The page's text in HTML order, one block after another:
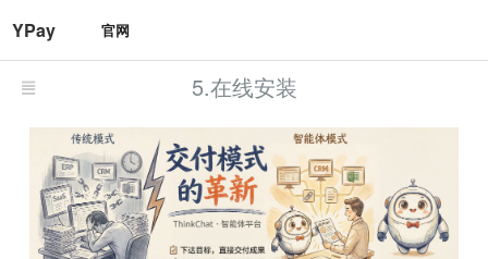
YPay 官网
5.在线安装